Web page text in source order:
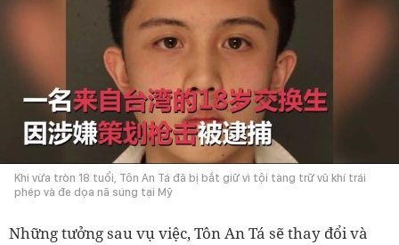
Khi vừa tròn 18 tuổi, Tôn An Tá đã bị bắt giữ vì tội tàng trữ vũ khí trái
phép và đe dọa nã súng tại Mỹ
Những tưởng sau vụ việc, Tôn An Tá sẽ thay đổi và